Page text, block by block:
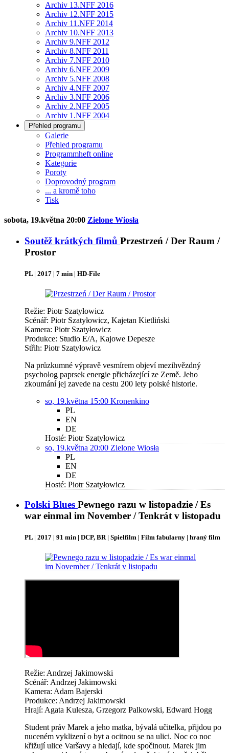
Archiv 13.NFF 2016
Archiv 12.NFF 2015
Archiv 11.NFF 2014
Archiv 10.NFF 2013
Archiv 9.NFF 2012
Archiv 8.NFF 2011
Archiv 7.NFF 2010
Archiv 6.NFF 2009
Archiv 5.NFF 2008
Archiv 4.NFF 2007
Archiv 3.NFF 2006
Archiv 2.NFF 2005
Archiv 1.NFF 2004
Přehled programu
Galerie
Přehled programu
Programmheft online
Kategorie
Poroty
Doprovodný program
... a kromě toho
Tisk
sobota, 19.května 20:00 Zielone Wiosła
Soutěž krátkých filmů Przestrzeń / Der Raum /
Prostor
PL | 2017 | 7 min | HD-File
Režie: Piotr Szatyłowicz
Scénář: Piotr Szatyłowicz, Kajetan Kietliński
Kamera: Piotr Szatyłowicz
Produkce: Studio E/A, Kajowe Depesze
Střih: Piotr Szatyłowicz
Na průzkumné výpravě vesmírem objeví mezihvězdný
psycholog paprsek energie přicházející ze Země. Jeho
zkoumání jej zavede na cestu 200 lety polské historie.
so, 19.května 15:00 Kronenkino
PL
EN
DE
Hosté: Piotr Szatyłowicz
so, 19.května 20:00 Zielone Wiosła
PL
EN
DE
Hosté: Piotr Szatyłowicz
Polski Blues Pewnego razu w listopadzie / Es
war einmal im November / Tenkrát v listopadu
PL | 2017 | 91 min | DCP, BR | Spielfilm | Film fabularny | hraný film
Režie: Andrzej Jakimowski
Scénář: Andrzej Jakimowski
Kamera: Adam Bajerski
Produkce: Andrzej Jakimowski
Hrají: Agata Kulesza, Grzegorz Palkowski, Edward Hogg
Student práv Marek a jeho matka, bývalá učitelka, přijdou po
nuceném vyklizení o byt a ocitnou se na ulici. Noc co noc
křižují ulice Varšavy a hledají, kde spočinout. Marek jim